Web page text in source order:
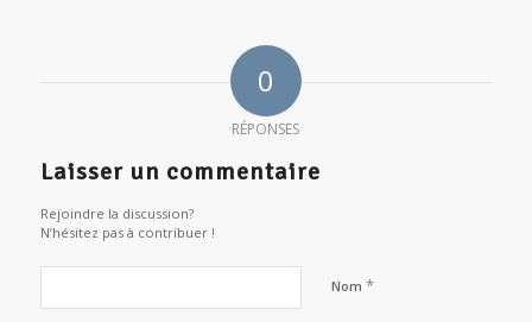
0
RÉPONSES
Laisser un commentaire
Rejoindre la discussion?
N’hésitez pas à contribuer !
Nom *